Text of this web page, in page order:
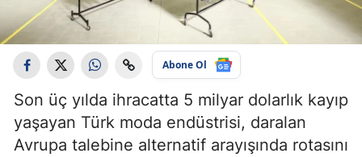
Abone Ol
Son üç yılda ihracatta 5 milyar dolarlık kayıp
yaşayan Türk moda endüstrisi, daralan
Avrupa talebine alternatif arayışında rotasını